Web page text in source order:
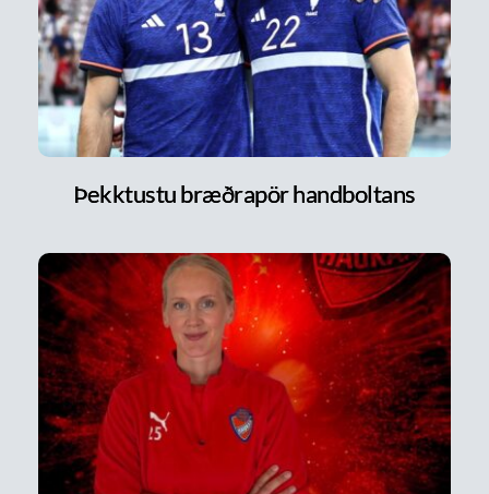
Þekktustu bræðrapör handboltans